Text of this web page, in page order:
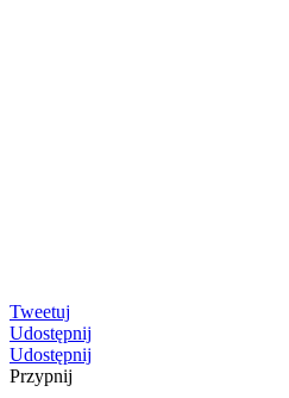
Tweetuj
Udostępnij
Udostępnij
Przypnij